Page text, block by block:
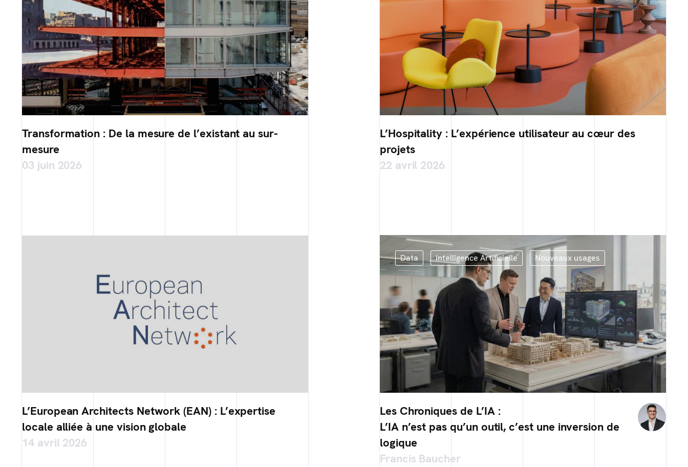
Transformation : De la mesure de l’existant au sur-
mesure
03 juin 2026
L’Hospitality : L’expérience utilisateur au cœur des
projets
22 avril 2026
L’European Architects Network (EAN) : L’expertise
locale alliée à une vision globale
14 avril 2026
Data Intelligence Artificielle Nouveaux usages
Les Chroniques de L’IA :
L’IA n’est pas qu’un outil, c’est une inversion de
logique
Francis Baucher